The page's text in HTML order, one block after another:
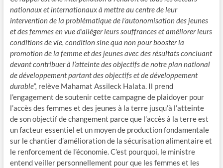
nationaux et internationaux à mettre au centre de leur
intervention de la problématique de l’autonomisation des jeunes
et des femmes en vue d’alléger leurs souffrances et améliorer leurs
conditions de vie, condition sine qua non pour booster la
promotion de la femme et des jeunes avec des résultats concluant
devant contribuer à l’atteinte des objectifs de notre plan national
de développement partant des objectifs et de développement
durable”, relève Mahamat Assileck Halata. Il prend
l’engagement de soutenir cette campagne de plaidoyer pour
l’accès des femmes et des jeunes à la terre jusqu’à l’atteinte
de son objectif de changement parce que l’accès à la terre est
un facteur essentiel et un moyen de production fondamentale
sur le chantier d’amélioration de la sécurisation alimentaire et
le renforcement de l’économie. C’est pourquoi, le ministre
entend veiller personnellement pour que les femmes et les